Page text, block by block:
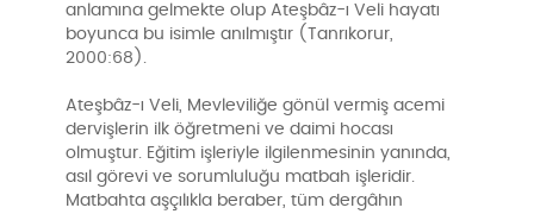
anlamına gelmekte olup Ateşbâz-ı Veli hayatı
boyunca bu isimle anılmıştır (Tanrıkorur,
2000:68).
Ateşbâz-ı Veli, Mevleviliğe gönül vermiş acemi
dervişlerin ilk öğretmeni ve daimi hocası
olmuştur. Eğitim işleriyle ilgilenmesinin yanında,
asıl görevi ve sorumluluğu matbah işleridir.
Matbahta aşçılıkla beraber, tüm dergâhın